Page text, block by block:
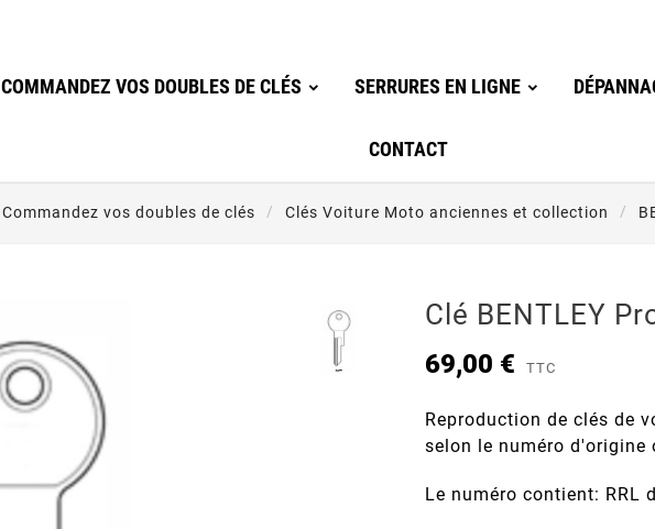
COMMANDEZ VOS DOUBLES DE CLÉS SERRURES EN LIGNE
CONTACT
Commandez vos doubles de clés Clés Voiture Moto anciennes et collection
Clé BENTLEY
69,00 € TTC
Reproduction de clés de
selon le numéro d'origine
Le numéro contient: RRL